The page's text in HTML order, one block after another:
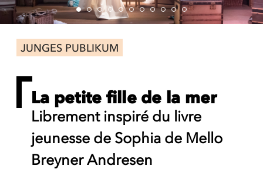
JUNGES PUBLIKUM
La petite fille de la mer
Librement inspiré du livre
jeunesse de Sophia de Mello
Breyner Andresen